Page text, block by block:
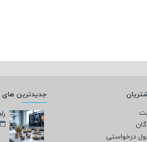
درخواستی
جدیدترین های